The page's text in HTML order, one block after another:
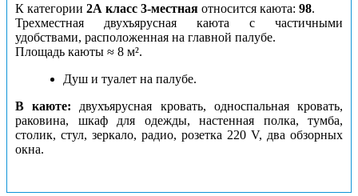
К категории 2А класс 3-местная относится каюта: 98.
Трехместная двухъярусная каюта с частичными
удобствами, расположенная на главной палубе.
Площадь каюты ≈ 8 м².
Душ и туалет на палубе.
В каюте: двухъярусная кровать, односпальная кровать,
раковина, шкаф для одежды, настенная полка, тумба,
столик, стул, зеркало, радио, розетка 220 V, два обзорных
окна.